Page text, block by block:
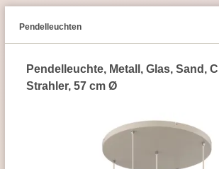
Pendel­leuchten
Pendelleuchte, Metall, Glas, Sand,
Strahler, 57 cm Ø